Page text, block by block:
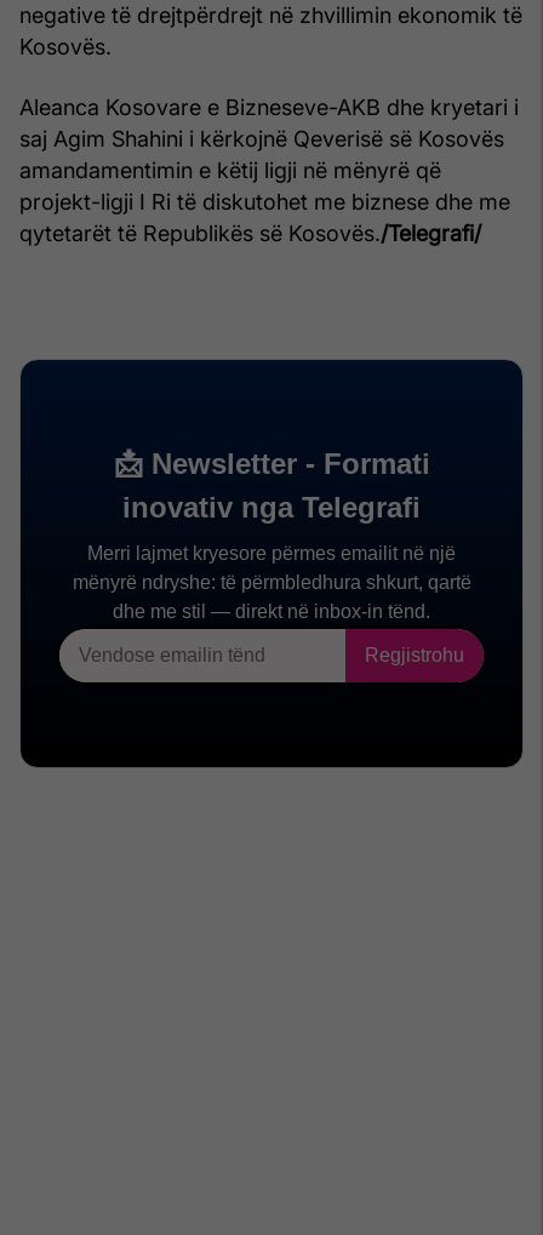
negative të drejtpërdrejt në zhvillimin ekonomik të
Kosovës.
Aleanca Kosovare e Bizneseve-AKB dhe kryetari i
saj Agim Shahini i kërkojnë Qeverisë së Kosovës
amandamentimin e këtij ligji në mënyrë që
projekt-ligji I Ri të diskutohet me biznese dhe me
qytetarët të Republikës së Kosovës./Telegrafi/